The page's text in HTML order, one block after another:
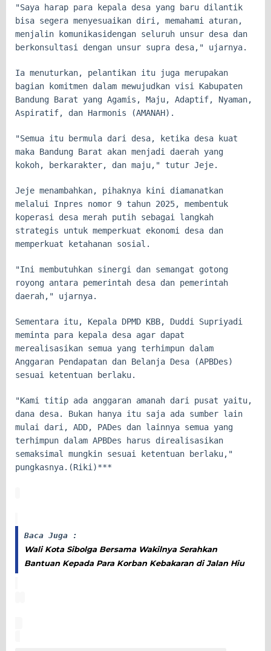
"Saya harap para kepala desa yang baru dilantik
bisa segera menyesuaikan diri, memahami aturan,
menjalin komunikasidengan seluruh unsur desa dan
berkonsultasi dengan unsur supra desa," ujarnya.
Ia menuturkan, pelantikan itu juga merupakan
bagian komitmen dalam mewujudkan visi Kabupaten
Bandung Barat yang Agamis, Maju, Adaptif, Nyaman,
Aspiratif, dan Harmonis (AMANAH).
"Semua itu bermula dari desa, ketika desa kuat
maka Bandung Barat akan menjadi daerah yang
kokoh, berkarakter, dan maju," tutur Jeje.
Jeje menambahkan, pihaknya kini diamanatkan
melalui Inpres nomor 9 tahun 2025, membentuk
koperasi desa merah putih sebagai langkah
strategis untuk memperkuat ekonomi desa dan
memperkuat ketahanan sosial.
"Ini membutuhkan sinergi dan semangat gotong
royong antara pemerintah desa dan pemerintah
daerah," ujarnya.
Sementara itu, Kepala DPMD KBB, Duddi Supriyadi
meminta para kepala desa agar dapat
merealisasikan semua yang terhimpun dalam
Anggaran Pendapatan dan Belanja Desa (APBDes)
sesuai ketentuan berlaku.
"Kami titip ada anggaran amanah dari pusat yaitu,
dana desa. Bukan hanya itu saja ada sumber lain
mulai dari, ADD, PADes dan lainnya semua yang
terhimpun dalam APBDes harus direalisasikan
semaksimal mungkin sesuai ketentuan berlaku,"
pungkasnya.(Riki)***
Baca Juga :
Wali Kota Sibolga Bersama Wakilnya Serahkan
Bantuan Kepada Para Korban Kebakaran di Jalan Hiu